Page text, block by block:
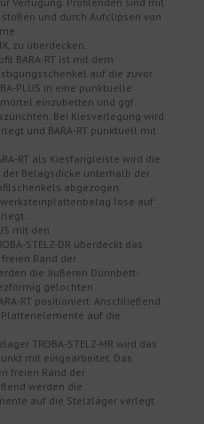
und durch Aufclipsen von
zu überdecken.
BARA-RT ist mit dem
auf die zuvor
PLUS in eine punktuelle
einzubetten und ggf.
Bei Kiesverlegung wird
und BARA-RT punktuell mit
RT als Kiesfangleiste wird die
Belagsdicke unterhalb der
abgezogen.
lose auf
mit den
STELZ-DR überdeckt das
freien Rand der
die äußeren Dünnbett-
gelochten
RT positioniert. Anschließend
auf die
TROBA-STELZ-MR wird das
mit eingearbeitet. Das
freien Rand der
werden die
auf die Stelzlager verlegt.